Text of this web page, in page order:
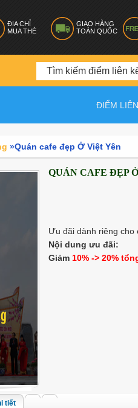
ĐỊA CHỈ
MUA THẺ
GIAO HÀNG
TOÀN QUỐC
ĐIỂM
»Quán cafe đẹp Ở Việt Yên
QUÁN CAFE ĐẸP
Ưu đãi dành riêng cho
Nội dung ưu đãi:
Giảm 10% -> 20%
tiết